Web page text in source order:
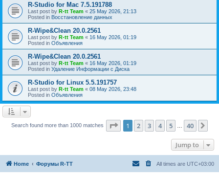
R-Studio for Mac 7.5.191788
Last post by R-tt Team « 25 May 2026, 21:13
Posted in Восстановление данных
R-Wipe&Clean 20.0.2561
Last post by R-tt Team « 16 May 2026, 01:19
Posted in Объявления
R-Wipe&Clean 20.0.2561
Last post by R-tt Team « 16 May 2026, 01:19
Posted in Удаление Информации с Диска
R-Studio for Linux 5.5.191757
Last post by R-tt Team « 08 May 2026, 23:48
Posted in Объявления
Search found more than 1000 matches Page 1of 40
1 2 3 4 5 40
Jump to
Home Форумы R-TT All times are UTC+03:00